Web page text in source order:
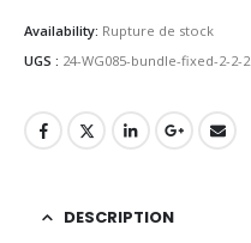
Availability: Rupture de stock
UGS : 24-WG085-bundle-fixed-2-2-2
DESCRIPTION